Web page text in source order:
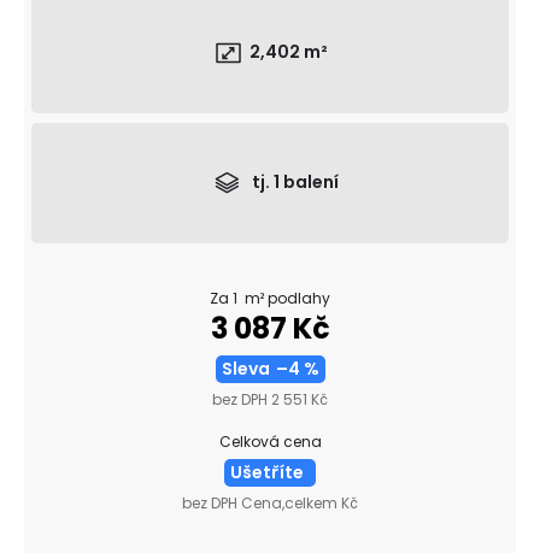
2,402 m²
tj. 1 balení
Za 1 m² podlahy
3 087 Kč
Sleva –4 %
bez DPH 2 551 Kč
Celková cena
Ušetříte
bez DPH Cena,celkem Kč